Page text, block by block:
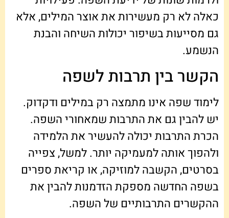
כאלה לא רק מעשירות את אוצר המילים, אלא
גם מסייעות בשיפור יכולות השיחה והבנת
הנשמע.
הקשר בין תרבות לשפה
לימוד שפה אינו מתמצה רק במילים ודקדוק.
יש להבין גם את התרבות שמאחורי השפה.
הכרת התרבות יכולה להעשיר את הלמידה
ולהפוך אותה למעמיקה יותר. למשל, צפייה
בסרטים, הקשבה למוזיקה, או קריאת ספרים
בשפה החדשה מספקת הזדמנות להבין את
ההקשרים התרבותיים של השפה.